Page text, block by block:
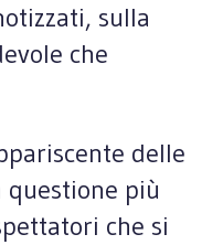
sulla
che
delle
più
che si